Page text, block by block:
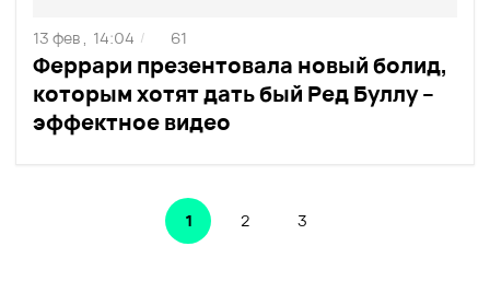
Феррари презентовала новый болид,
которым хотят дать бый Ред Буллу –
эффектное видео
13 фев , 14:04 / 61
1 2 3